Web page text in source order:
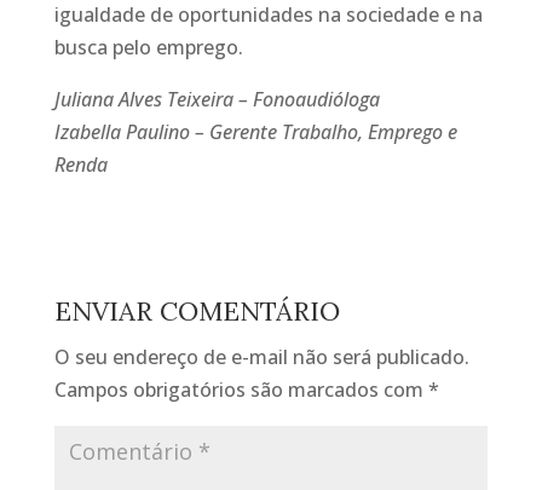
igualdade de oportunidades na sociedade e na
busca pelo emprego.
Juliana Alves Teixeira – Fonoaudióloga
Izabella Paulino – Gerente Trabalho, Emprego e
Renda
ENVIAR COMENTÁRIO
O seu endereço de e-mail não será publicado.
Campos obrigatórios são marcados com *